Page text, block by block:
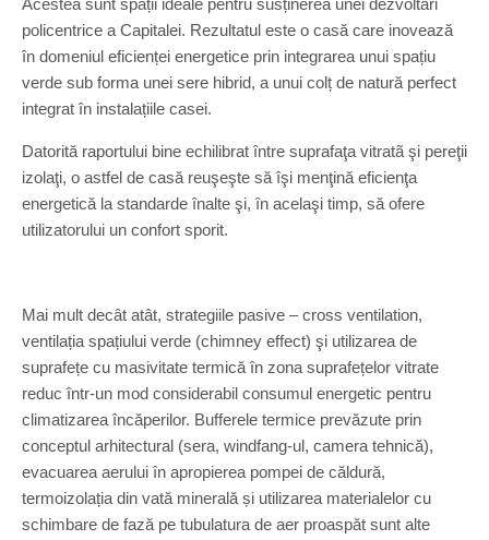
Acestea sunt spații ideale pentru susținerea unei dezvoltări
policentrice a Capitalei. Rezultatul este o casă care inovează
în domeniul eficienței energetice prin integrarea unui spațiu
verde sub forma unei sere hibrid, a unui colț de natură perfect
integrat în instalațiile casei.
Datorită raportului bine echilibrat între suprafaţa vitratã şi pereţii
izolaţi, o astfel de casă reuşeşte să îşi menţină eficienţa
energetică la standarde înalte şi, în acelaşi timp, să ofere
utilizatorului un confort sporit.
Mai mult decât atât, strategiile pasive – cross ventilation,
ventilația spațiului verde (chimney effect) şi utilizarea de
suprafețe cu masivitate termică în zona suprafețelor vitrate
reduc într-un mod considerabil consumul energetic pentru
climatizarea încăperilor. Bufferele termice prevăzute prin
conceptul arhitectural (sera, windfang-ul, camera tehnică),
evacuarea aerului în apropierea pompei de căldură,
termoizolația din vată minerală și utilizarea materialelor cu
schimbare de fază pe tubulatura de aer proaspăt sunt alte